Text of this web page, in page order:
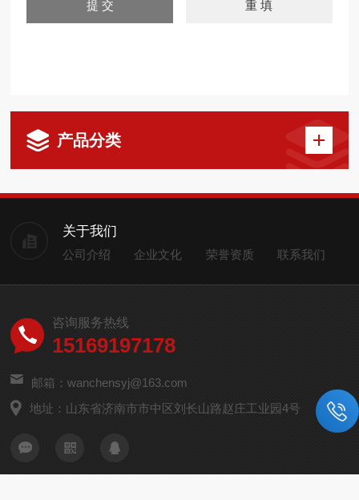
产品分类
关于我们
公司介绍 企业文化 荣誉资质 联系我们
咨询服务热线
15169197178
邮箱：wanchensyj@163.com
地址：山东省济南市市中区刘长山路赵庄工业园4号